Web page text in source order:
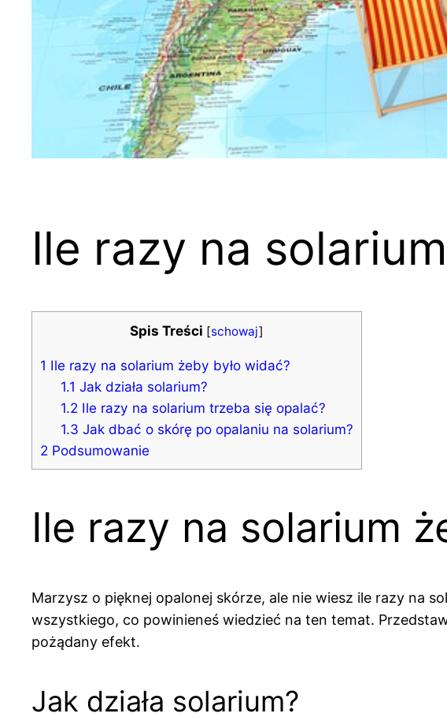
Ile razy na
Spis Treści [schowaj]
1 Ile razy na solarium żeby było widać?
1.1 Jak działa solarium?
1.2Ile razy na solarium trzeba się opalać?
1.3 Jak dbać o skórę po opalaniu na solarium?
2 Podsumowanie
Ile razy na solarium
Marzysz o pięknej opalonej skórze, ale nie wiesz ile razy na
wszystkiego, co powinieneś wiedzieć na ten temat.
pożądany efekt.
Jak działa solarium?